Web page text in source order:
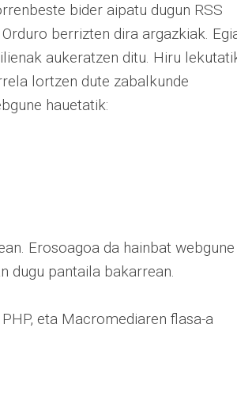
bider aipatu dugun RSS
berrizten dira argazkiak.
aukeratzen ditu. Hiru
lortzen dute zabalkunde
hauetatik:
Erosoagoa da hainbat webgune
dugu pantaila bakarrean.
eta Macromediaren flasa-a